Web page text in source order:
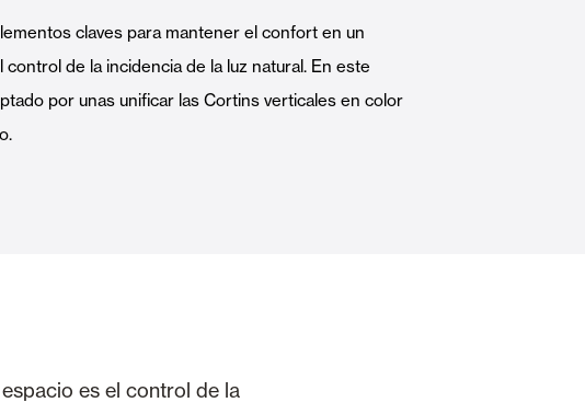
claves para mantener el confort en un
control de la incidencia de la luz natural. En este
por unas unificar las Cortins verticales en color
es el control de la